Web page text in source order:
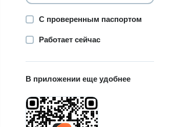
С проверенным паспортом
Работает сейчас
В приложении еще удобнее